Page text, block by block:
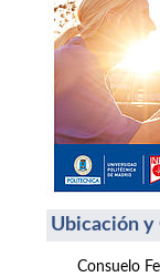
Ubicación
Consuelo